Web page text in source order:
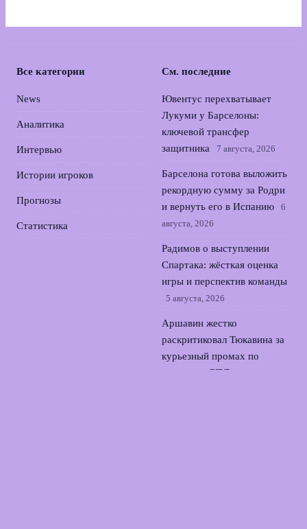
Все категории
News
Аналитика
Интервью
Истории игроков
Прогнозы
Статистика
См. последние
Ювентус перехватывает
Лукуми у Барселоны:
ключевой трансфер
защитника
7 августа, 2026
Барселона готова выложить
рекордную сумму за Родри
и вернуть его в Испанию
6
августа, 2026
Радимов о выступлении
Спартака: жёсткая оценка
игры и перспектив команды
5 августа, 2026
Аршавин жестко
раскритиковал Тюкавина за
курьезный промах по
воротам в РПЛ